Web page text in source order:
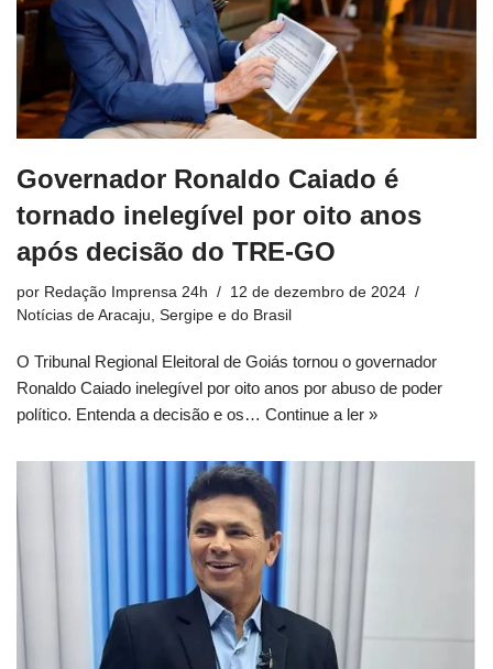
Governador Ronaldo Caiado é
tornado inelegível por oito anos
após decisão do TRE-GO
por Redação Imprensa 24h
12 de dezembro de 2024
Notícias de Aracaju, Sergipe e do Brasil
O Tribunal Regional Eleitoral de Goiás tornou o governador
Ronaldo Caiado inelegível por oito anos por abuso de poder
político. Entenda a decisão e os… Continue a ler »